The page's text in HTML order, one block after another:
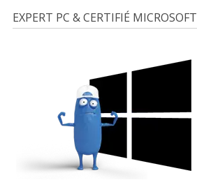
EXPERT PC & CERTIFIÉ MICROSOFT